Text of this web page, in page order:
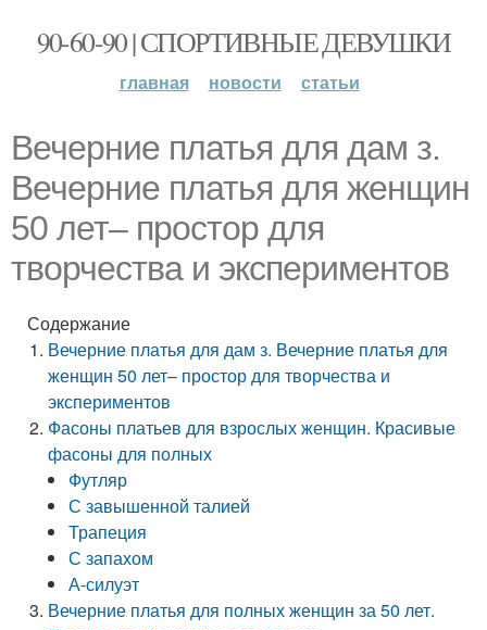
90-60-90 | СПОРТИВНЫЕ ДЕВУШКИ
главная новости статьи
Вечерние платья для дам з.
Вечерние платья для женщин
50 лет– простор для
творчества и экспериментов
Содержание
Вечерние платья для дам з. Вечерние платья для
женщин 50 лет– простор для творчества и
экспериментов
Фасоны платьев для взрослых женщин. Красивые
фасоны для полных
Футляр
С завышенной талией
Трапеция
С запахом
А-силуэт
Вечерние платья для полных женщин за 50 лет.